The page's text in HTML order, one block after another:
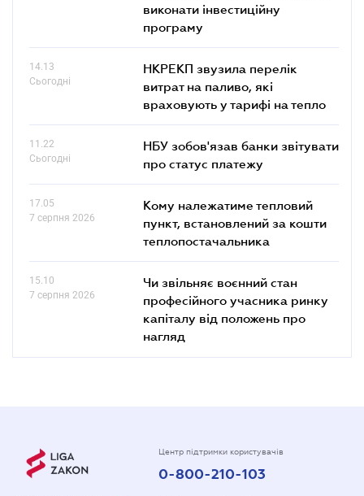
виконати інвестиційну
програму
14.13
Сьогодні
НКРЕКП звузила перелік
витрат на паливо, які
враховують у тарифі на тепло
11.22
Сьогодні
НБУ зобов'язав банки звітувати
про статус платежу
17.05
7 серпня 2026
Кому належатиме тепловий
пункт, встановлений за кошти
теплопостачальника
15.10
7 серпня 2026
Чи звільняє воєнний стан
професійного учасника ринку
капіталу від положень про
нагляд
Центр підтримки користувачів
0-800-210-103